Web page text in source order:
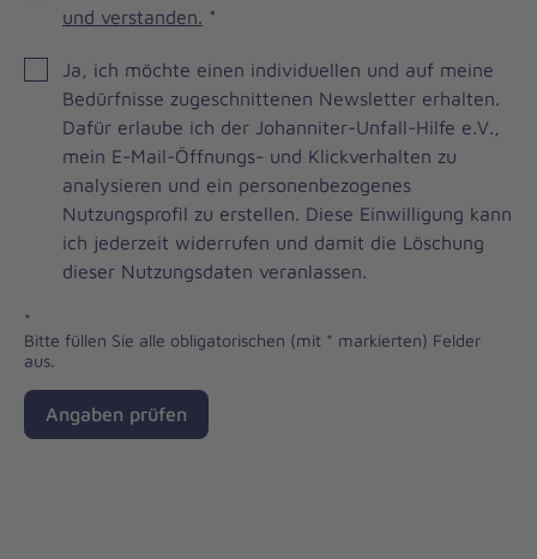
und verstanden. *
Brevo
Newsletter
Checkbox
Ja, ich möchte einen individuellen und auf meine
Bedürfnisse zugeschnittenen Newsletter erhalten.
Dafür erlaube ich der Johanniter-Unfall-Hilfe e.V.,
mein E-Mail-Öffnungs- und Klickverhalten zu
analysieren und ein personenbezogenes
Nutzungsprofil zu erstellen. Diese Einwilligung kann
ich jederzeit widerrufen und damit die Löschung
dieser Nutzungsdaten veranlassen.
*
Bitte füllen Sie alle obligatorischen (mit * markierten) Felder
aus.
Angaben prüfen